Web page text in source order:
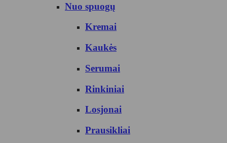
Nuo spuogų
Kremai
Kaukės
Serumai
Rinkiniai
Losjonai
Prausikliai